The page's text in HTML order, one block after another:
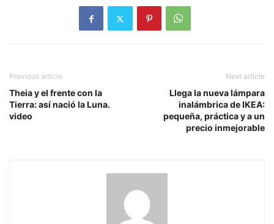
Previous article
Theia y el frente con la
Tierra: así nació la Luna.
video
Next article
Llega la nueva lámpara
inalámbrica de IKEA:
pequeña, práctica y a un
precio inmejorable